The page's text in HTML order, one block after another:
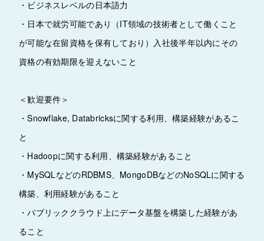
・ビジネスレベルの日本語力
・日本で就労可能であり（IT領域の技術者として働くこと
が可能な在留資格を保有しており）入社後半年以内にその
資格の有効期限を迎えないこと
＜歓迎要件＞
・Snowflake, Databricksに関する利用、構築経験があるこ
と
・Hadoopに関する利用、構築経験があること
・MySQLなどのRDBMS、MongoDBなどのNoSQLに関する
構築、利用経験があること
・パブリッククラウド上にデータ基盤を構築した経験があ
ること